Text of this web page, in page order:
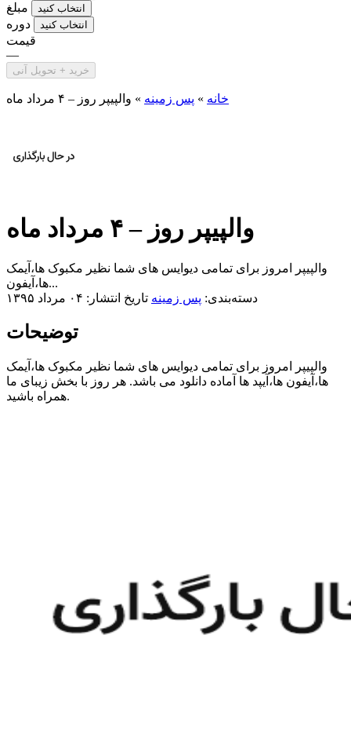
مبلغ انتخاب کنید
دوره انتخاب کنید
قیمت
—
خرید + تحویل آنی
خانه » پس زمینه » والپیپر روز – ۴ مرداد ماه
والپیپر روز – ۴ مرداد ماه
والپیپر امروز برای تمامی دیوایس های شما نظیر مکبوک ها،آیمک
ها،آیفون...
دسته‌بندی: پس زمینه تاریخ انتشار: ۰۴ مرداد ۱۳۹۵
توضیحات
والپیپر امروز برای تمامی دیوایس های شما نظیر مکبوک ها،آیمک
ها،آیفون ها،آیپد ها آماده دانلود می باشد. هر روز با بخش زیبای ما
همراه باشید.​